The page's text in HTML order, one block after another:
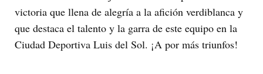
victoria que llena de alegría a la afición verdiblanca y
que destaca el talento y la garra de este equipo en la
Ciudad Deportiva Luis del Sol. ¡A por más triunfos!